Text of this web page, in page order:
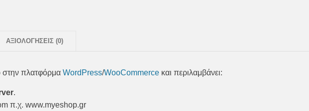
ΑΞΙΟΛΟΓΉΣΕΙΣ (0)
στην πλατφόρμα WordPress/WooCommerce και περιλαμβάνει:
.
π.χ. www.myeshop.gr